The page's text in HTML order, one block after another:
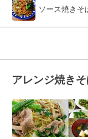
ソース焼きそ
アレンジ焼き